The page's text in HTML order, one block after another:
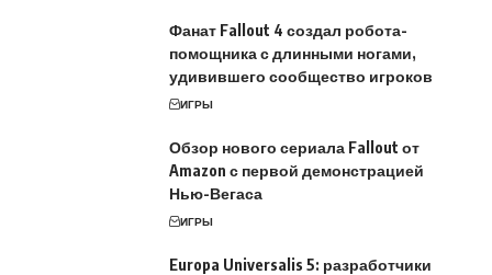
Фанат Fallout 4 создал робота-
помощника с длинными ногами,
удивившего сообщество игроков
ИГРЫ
Обзор нового сериала Fallout от
Amazon с первой демонстрацией
Нью-Вегаса
ИГРЫ
Europa Universalis 5: разработчики